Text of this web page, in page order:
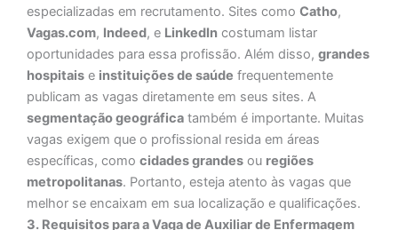
especializadas em recrutamento. Sites como Catho,
Vagas.com, Indeed, e LinkedIn costumam listar
oportunidades para essa profissão. Além disso, grandes
hospitais e instituições de saúde frequentemente
publicam as vagas diretamente em seus sites. A
segmentação geográfica também é importante. Muitas
vagas exigem que o profissional resida em áreas
específicas, como cidades grandes ou regiões
metropolitanas. Portanto, esteja atento às vagas que
melhor se encaixam em sua localização e qualificações.
3. Requisitos para a Vaga de Auxiliar de Enfermagem